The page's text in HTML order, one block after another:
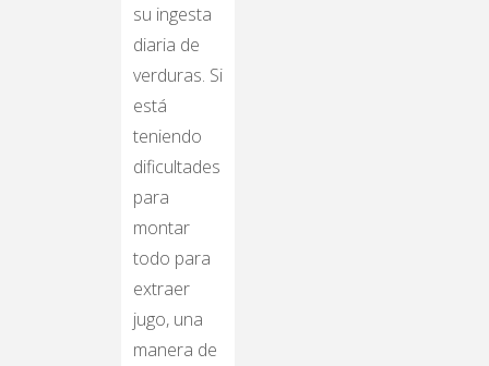
su ingesta
diaria de
verduras. Si
está
teniendo
dificultades
para
montar
todo para
extraer
jugo, una
manera de